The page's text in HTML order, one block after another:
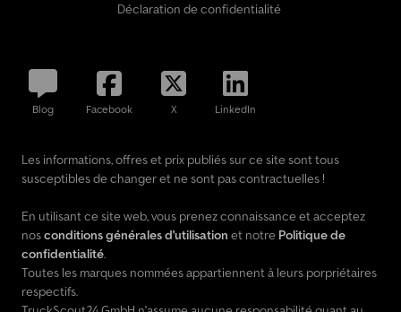
Déclaration de confidentialité
Blog Facebook X LinkedIn
Les informations, offres et prix publiés sur ce site sont tous
susceptibles de changer et ne sont pas contractuelles !
En utilisant ce site web, vous prenez connaissance et acceptez
nosconditions générales d'utilisation et notre Politique de
confidentialité.
Toutes les marques nommées appartiennent à leurs porpriétaires
respectifs.